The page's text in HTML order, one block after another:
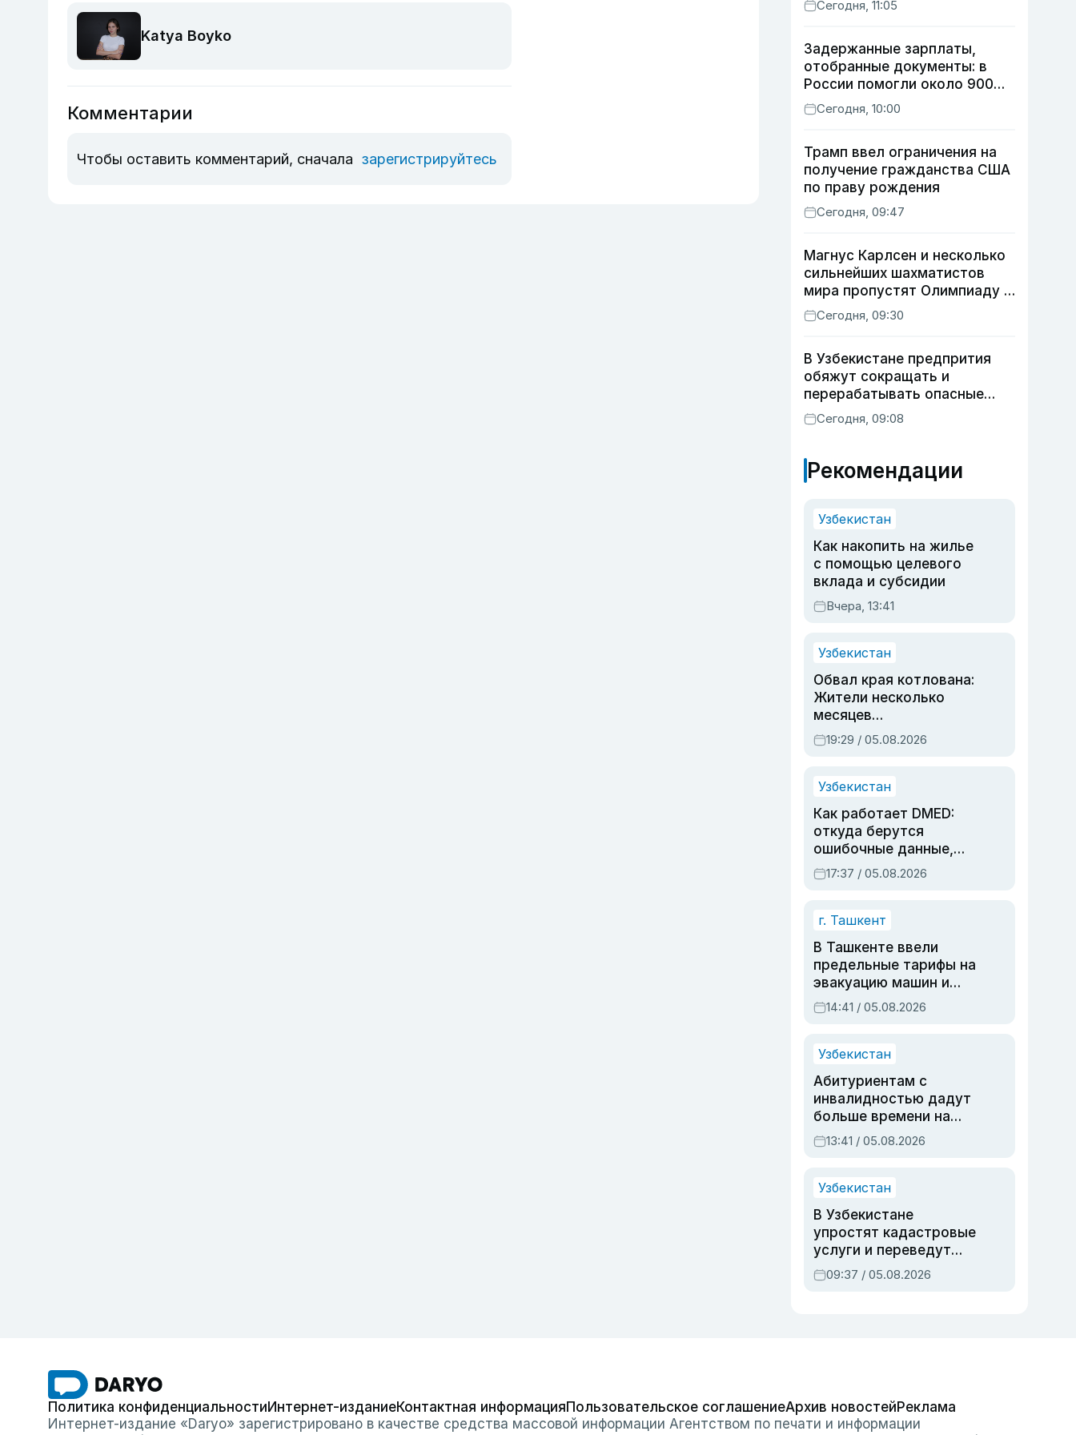
Katya Boyko
Комментарии
Чтобы оставить комментарий, сначала зарегистрируйтесь
Сегодня, 11:05
Задержанные зарплаты,
отобранные документы: в
России помогли около 900
мигрантам из Узбекистана
Сегодня, 10:00
Трамп ввел ограничения на
получение гражданства США
по праву рождения
Сегодня, 09:47
Магнус Карлсен и несколько
сильнейших шахматистов
мира пропустят Олимпиаду в
Самарканде
Сегодня, 09:30
В Узбекистане предпрития
обяжут сокращать и
перерабатывать опасные
отходы
Сегодня, 09:08
Рекомендации
Узбекистан
Как накопить на жилье
с помощью целевого
вклада и субсидии
Вчера, 13:41
Узбекистан
Обвал края котлована:
Жители несколько
месяцев
предупреждали об
опасности, но стройка
19:29 / 05.08.2026
Узбекистан
Как работает DMED:
откуда берутся
ошибочные данные,
дубли аккаунтов и
очереди по онлайн-
17:37 / 05.08.2026
г. Ташкент
В Ташкенте ввели
предельные тарифы на
эвакуацию машин и
штрафстоянки
14:41 / 05.08.2026
Узбекистан
Абитуриентам с
инвалидностью дадут
больше времени на
вступительных
экзаменах
13:41 / 05.08.2026
Узбекистан
В Узбекистане
упростят кадастровые
услуги и переведут
регистрацию
недвижимости в
09:37 / 05.08.2026
Политика конфиденциальностиИнтернет-изданиеКонтактная информацияПользовательское соглашениеАрхив новостейРеклама
Интернет-издание «Daryo» зарегистрировано в качестве средства массовой информации Агентством по печати и информации